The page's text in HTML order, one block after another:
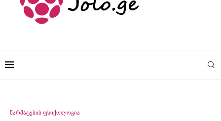
წარმატების ფსიქოლოგია